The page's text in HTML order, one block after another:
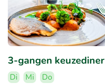
3-gangen keuzediner
Di Mi Do